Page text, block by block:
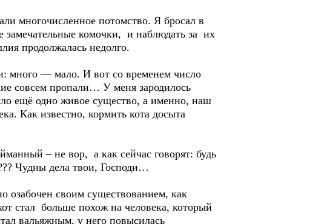
многочисленное потомство. Я бросал в
замечательные комочки, и наблюдать за их
продолжалась недолго.
много — мало. И вот со временем число
совсем пропали… У меня зародилось
ещё одно живое существо, а именно, наш
Как известно, кормить кота досыта
– не вор, а как сейчас говорят: будь
Чудны дела твои, Господи…
озабочен своим существованием, как
стал больше похож на человека, который
вальяжным, у него повысилась